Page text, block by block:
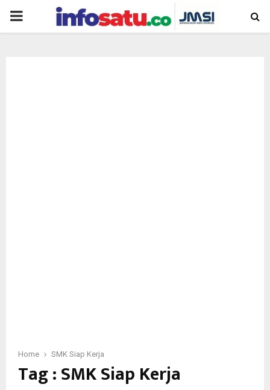
PRIMARY
Home SMK Siap Kerja
Tag : SMK Siap Kerja